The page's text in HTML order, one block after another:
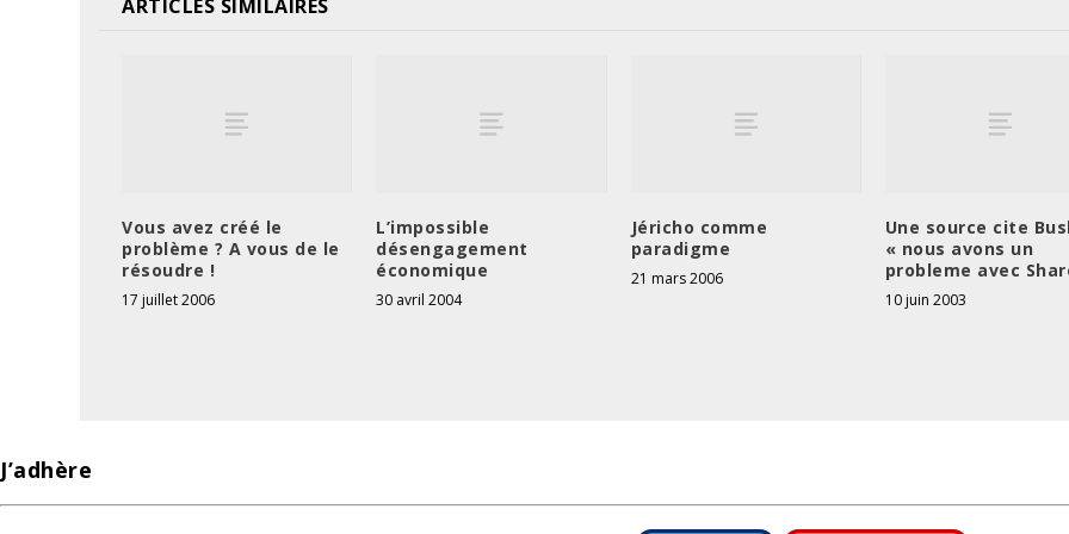
ARTICLES SIMILAIRES
Vous avez créé le
problème ? A vous de le
résoudre !
17 juillet 2006
L’impossible
désengagement
économique
30 avril 2004
Jéricho comme
paradigme
21 mars 2006
Une source cite
« nous avons un
probleme avec
10 juin 2003
J’adhère